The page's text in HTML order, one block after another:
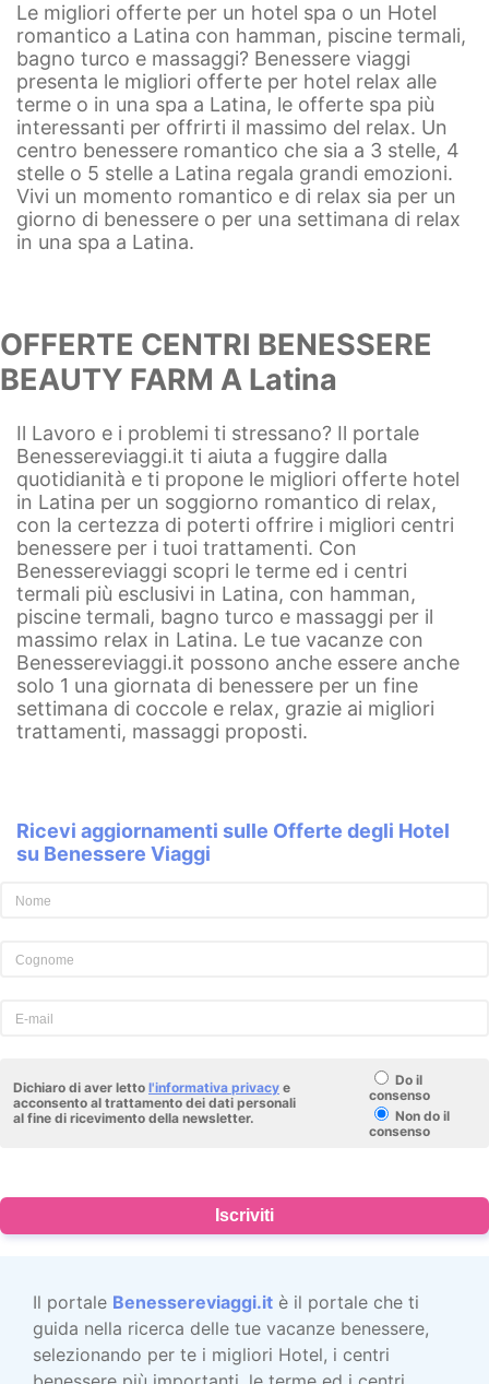
Le migliori offerte per un hotel spa o un Hotel
romantico a Latina con hamman, piscine termali,
bagno turco e massaggi? Benessere viaggi
presenta le migliori offerte per hotel relax alle
terme o in una spa a Latina, le offerte spa più
interessanti per offrirti il massimo del relax. Un
centro benessere romantico che sia a 3 stelle, 4
stelle o 5 stelle a Latina regala grandi emozioni.
Vivi un momento romantico e di relax sia per un
giorno di benessere o per una settimana di relax
in una spa a Latina.
OFFERTE CENTRI BENESSERE
BEAUTY FARM A Latina
Il Lavoro e i problemi ti stressano? Il portale
Benessereviaggi.it ti aiuta a fuggire dalla
quotidianità e ti propone le migliori offerte hotel
in Latina per un soggiorno romantico di relax,
con la certezza di poterti offrire i migliori centri
benessere per i tuoi trattamenti. Con
Benessereviaggi scopri le terme ed i centri
termali più esclusivi in Latina, con hamman,
piscine termali, bagno turco e massaggi per il
massimo relax in Latina. Le tue vacanze con
Benessereviaggi.it possono anche essere anche
solo 1 una giornata di benessere per un fine
settimana di coccole e relax, grazie ai migliori
trattamenti, massaggi proposti.
Ricevi aggiornamenti sulle Offerte degli Hotel
su Benessere Viaggi
Dichiaro di aver letto l'informativa privacy e
acconsento al trattamento dei dati personali
al fine di ricevimento della newsletter.
Do il
consenso
Non do il
consenso
Iscriviti
Il portale Benessereviaggi.it è il portale che ti
guida nella ricerca delle tue vacanze benessere,
selezionando per te i migliori Hotel, i centri